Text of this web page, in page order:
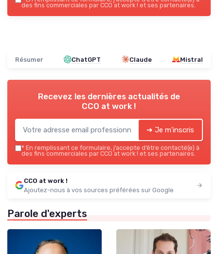
des fins commerciales par CCO at work ! et ses partenaires.
Résumer ChatGPT Claude Mistral
Recevez les dernières actualités de
CCO at work !
➔ Je m'inscris
* En remplissant ce formulaire, j’accepte d’être contacté(e) à
des fins commerciales par CCO at work ! et ses partenaires.
CCO at work !
Ajoutez-nous à vos sources préférées sur Google
Parole d'experts